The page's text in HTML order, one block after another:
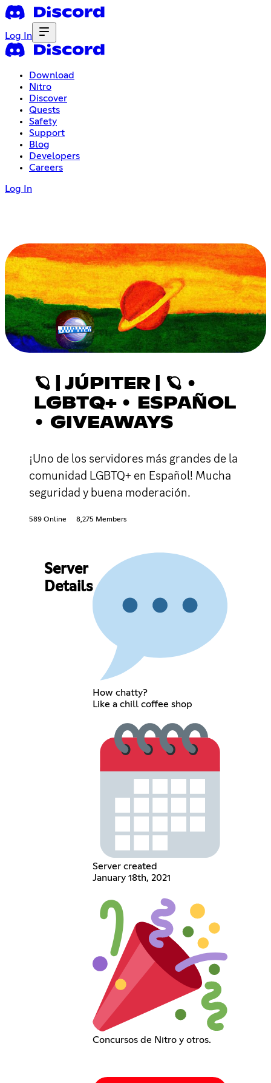
Log In
Download
Nitro
Discover
Quests
Safety
Support
Blog
Developers
Careers
Log In
🪐 | JÚPITER | 🪐 •
LGBTQ+ • ESPAÑOL
• GIVEAWAYS
¡Uno de los servidores más grandes de la
comunidad LGBTQ+ en Español! Mucha
seguridad y buena moderación.
589 Online 8,275 Members
Server
Details
How chatty?
Like a chill coffee shop
Server created
January 18th, 2021
Concursos de Nitro y otros.